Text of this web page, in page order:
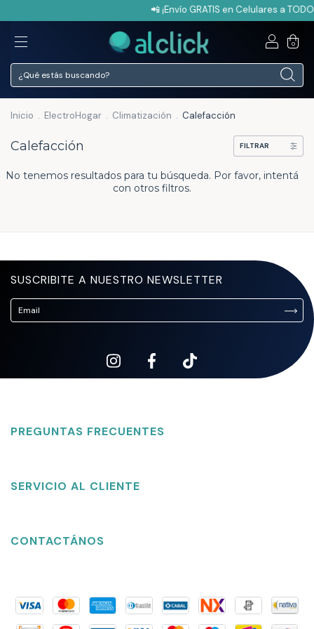
📲 ¡Envío GRATIS en Celulares a
0
Inicio . ElectroHogar . Climatización . Calefacción
Calefacción FILTRAR
No tenemos resultados para tu búsqueda. Por favor, intentá
con otros filtros.
SUSCRIBITE A NUESTRO NEWSLETTER
PREGUNTAS FRECUENTES
SERVICIO AL CLIENTE
CONTACTÁNOS